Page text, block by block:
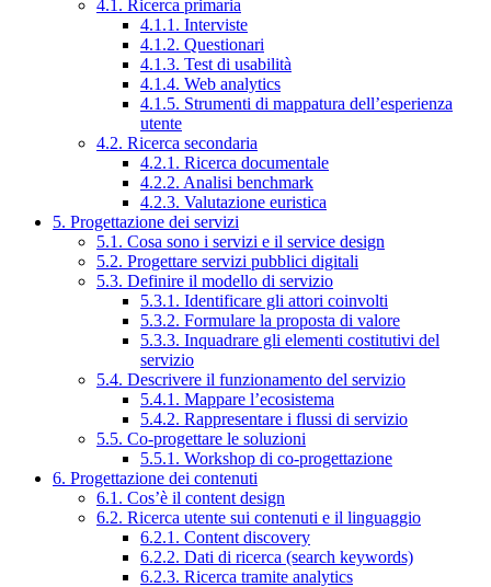
4.1. Ricerca primaria
4.1.1. Interviste
4.1.2. Questionari
4.1.3. Test di usabilità
4.1.4. Web analytics
4.1.5. Strumenti di mappatura dell’esperienza
utente
4.2. Ricerca secondaria
4.2.1. Ricerca documentale
4.2.2. Analisi benchmark
4.2.3. Valutazione euristica
5. Progettazione dei servizi
5.1. Cosa sono i servizi e il service design
5.2. Progettare servizi pubblici digitali
5.3. Definire il modello di servizio
5.3.1. Identificare gli attori coinvolti
5.3.2. Formulare la proposta di valore
5.3.3. Inquadrare gli elementi costitutivi del
servizio
5.4. Descrivere il funzionamento del servizio
5.4.1. Mappare l’ecosistema
5.4.2. Rappresentare i flussi di servizio
5.5. Co-progettare le soluzioni
5.5.1. Workshop di co-progettazione
6. Progettazione dei contenuti
6.1. Cos’è il content design
6.2. Ricerca utente sui contenuti e il linguaggio
6.2.1. Content discovery
6.2.2. Dati di ricerca (search keywords)
6.2.3. Ricerca tramite analytics